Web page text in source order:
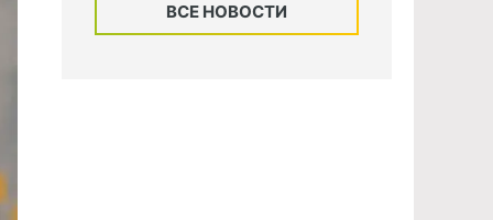
ВСЕ НОВОСТИ